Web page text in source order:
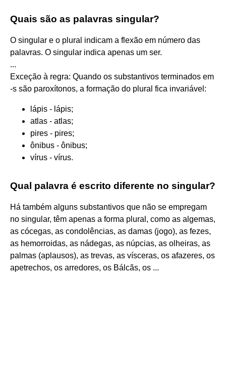
Quais são as palavras singular?
O singular e o plural indicam a flexão em número das
palavras. O singular indica apenas um ser.
...
Exceção à regra: Quando os substantivos terminados em
-s são paroxítonos, a formação do plural fica invariável:
lápis - lápis;
atlas - atlas;
pires - pires;
ônibus - ônibus;
vírus - vírus.
Qual palavra é escrito diferente no singular?
Há também alguns substantivos que não se empregam
no singular, têm apenas a forma plural, como as algemas,
as cócegas, as condolências, as damas (jogo), as fezes,
as hemorroidas, as nádegas, as núpcias, as olheiras, as
palmas (aplausos), as trevas, as vísceras, os afazeres, os
apetrechos, os arredores, os Bálcãs, os ...